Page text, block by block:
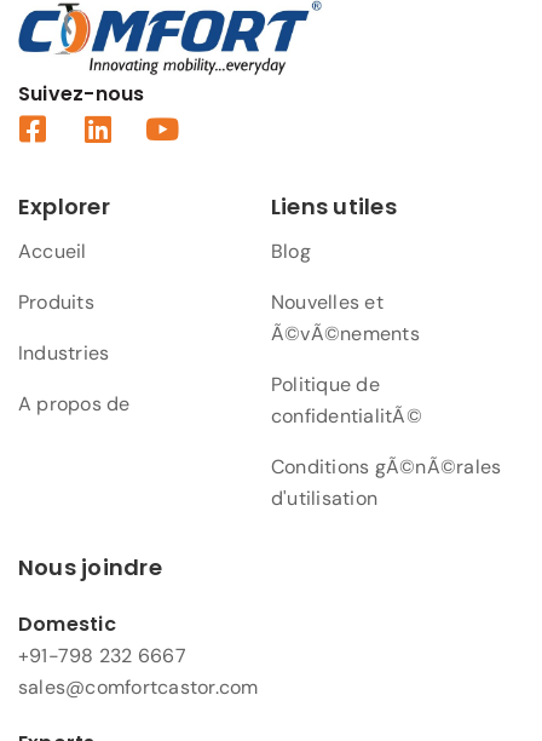
Suivez-nous
Explorer
Accueil
Produits
Industries
A propos de
Liens utiles
Blog
Nouvelles et
Ã©vÃ©nements
Politique de
confidentialitÃ©
Conditions gÃ©nÃ©rales
d'utilisation
Nous joindre
Domestic
+91-798 232 6667
sales@comfortcastor.com